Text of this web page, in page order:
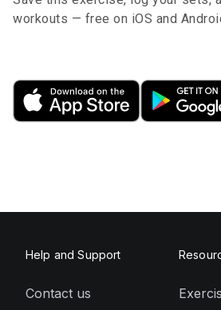
workouts — free on iOS and
Help and Support
Contact us